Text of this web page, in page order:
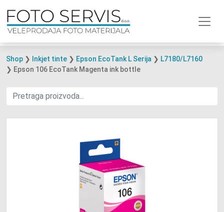
Shop ❯ Inkjet tinte ❯ Epson EcoTank L Serija ❯ L7180/L7160
❯ Epson 106 EcoTank Magenta ink bottle